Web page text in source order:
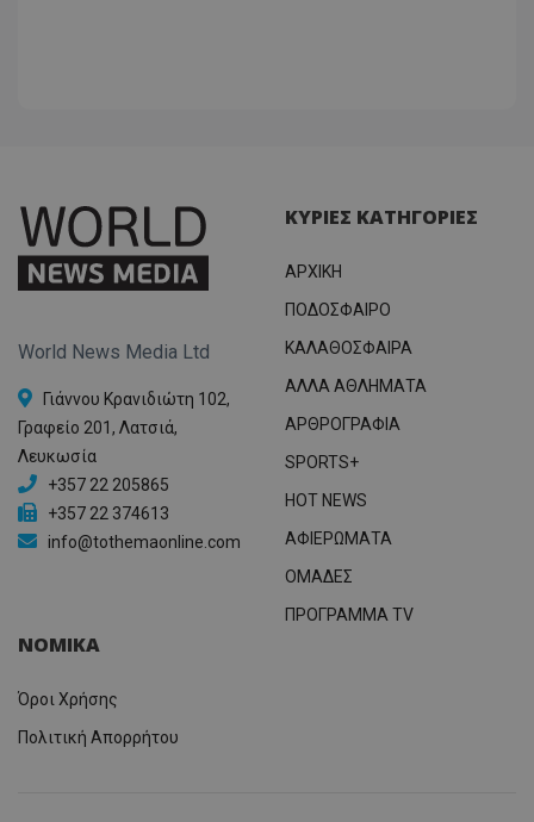
World News Media Ltd
Γιάννου Κρανιδιώτη 102,
Γραφείο 201, Λατσιά,
Λευκωσία
+357 22 205865
+357 22 374613
info@tothemaonline.com
ΚΥΡΙΕΣ ΚΑΤΗΓΟΡΙΕΣ
ΑΡΧΙΚΗ
ΠΟΔΟΣΦΑΙΡΟ
ΚΑΛΑΘΟΣΦΑΙΡΑ
ΑΛΛΑ ΑΘΛΗΜΑΤΑ
ΑΡΘΡΟΓΡΑΦΙΑ
SPORTS+
HOT NEWS
ΑΦΙΕΡΩΜΑΤΑ
ΟΜΑΔΕΣ
ΠΡΟΓΡΑΜΜΑ TV
ΝΟΜΙΚΑ
Όροι Χρήσης
Πολιτική Απορρήτου